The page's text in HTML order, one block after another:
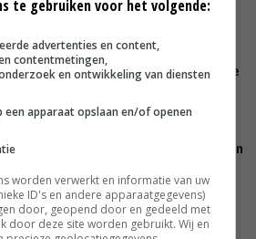
Rijnaanvoer komt bovenop droogste
13:55
Ferries stopt met veetransport tussen
13:46
moet
te gebruiken voor het volgende:
advertenties en content,
contentmetingen,
en ontwikkeling van diensten
apparaat opslaan en/of openen
worden verwerkt en informatie van uw
ID's en andere apparaatgegevens)
door, geopend door en gedeeld met
door deze site worden gebruikt. Wij en